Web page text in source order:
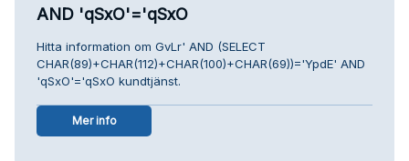
AND 'qSxO'='qSxO
Hitta information om GvLr' AND (SELECT
CHAR(89)+CHAR(112)+CHAR(100)+CHAR(69))='YpdE' AND
'qSxO'='qSxO kundtjänst.
Mer info